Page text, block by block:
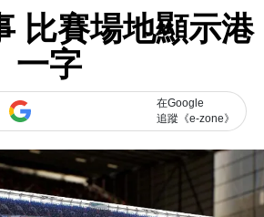
比賽場地顯示港
一字
在Google
追蹤《e-zone》